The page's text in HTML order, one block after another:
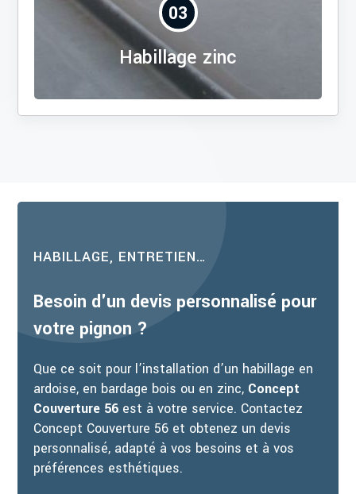
03
Habillage zinc
HABILLAGE, ENTRETIEN…
Besoin d'un devis personnalisé pour
votre pignon ?
Que ce soit pour l’installation d’un habillage en
ardoise, en bardage bois ou en zinc, Concept
Couverture 56 est à votre service. Contactez
Concept Couverture 56 et obtenez un devis
personnalisé, adapté à vos besoins et à vos
préférences esthétiques.